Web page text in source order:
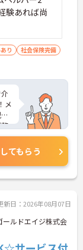
験あれば尚
り
社会保険完備
メ
てもらう
新日：2026年08月07日
ールドエイジ株式会